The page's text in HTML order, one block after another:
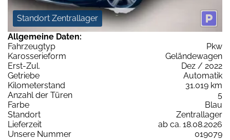
Standort Zentrallager
Allgemeine Daten:
Fahrzeugtyp
Pkw
Karosserieform
Geländewagen
Erst-Zul.
Dez / 2022
Getriebe
Automatik
Kilometerstand
31.019 km
Anzahl der Türen
5
Farbe
Blau
Standort
Zentrallager
Lieferzeit
ab ca. 18.08.2026
Unsere Nummer
019079